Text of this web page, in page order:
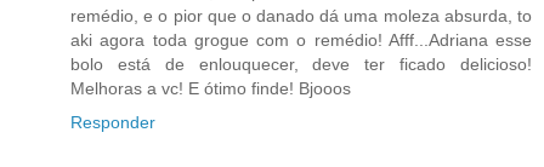
remédio, e o pior que o danado dá uma moleza absurda, to
aki agora toda grogue com o remédio! Afff...Adriana esse
bolo está de enlouquecer, deve ter ficado delicioso!
Melhoras a vc! E ótimo finde! Bjooos
Responder